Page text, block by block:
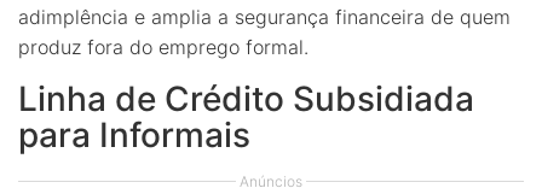
adimplência e amplia a segurança financeira de quem
produz fora do emprego formal.
Linha de Crédito Subsidiada
para Informais
Anúncios